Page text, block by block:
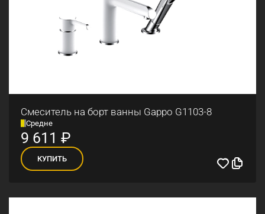
Смеситель на борт ванны Gappo G1103-8
Средне
9 611 ₽
КУПИТЬ